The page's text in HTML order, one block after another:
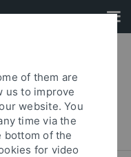
of them are
us to improve
website. You
time via the
bottom of the
for video